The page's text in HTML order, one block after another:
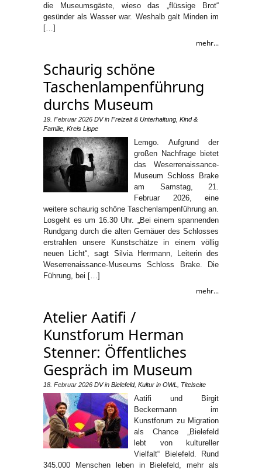
die Museumsgäste, wieso das „flüssige Brot“
gesünder als Wasser war. Weshalb galt Minden im
[…]
mehr...
Schaurig schöne
Taschenlampenführung
durchs Museum
19. Februar 2026 DVin Freizeit & Unterhaltung Kind &
Familie Kreis Lippe
Lemgo. Aufgrund der
großen Nachfrage bietet
das Weserrenaissance-
Museum Schloss Brake
am Samstag, 21.
Februar 2026, eine
weitere schaurig schöne Taschenlampenführung an.
Losgeht es um 16.30 Uhr. „Bei einem spannenden
Rundgang durch die alten Gemäuer des Schlosses
erstrahlen unsere Kunstschätze in einem völlig
neuen Licht“, sagt Silvia Herrmann, Leiterin des
Weserrenaissance-Museums Schloss Brake. Die
Führung, bei […]
mehr...
Atelier Aatifi /
Kunstforum Herman
Stenner: Öffentliches
Gespräch im Museum
18. Februar 2026 DVin Bielefeld, Kultur in OWL Titelseite
Aatifi und Birgit
Beckermann im
Kunstforum zu Migration
als Chance „Bielefeld
lebt von kultureller
Vielfalt“ Bielefeld. Rund
345.000 Menschen leben in Bielefeld, mehr als